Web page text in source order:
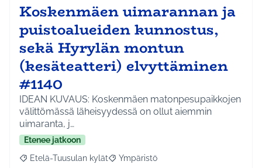
Koskenmäen uimarannan ja
puistoalueiden kunnostus,
sekä Hyrylän montun
(kesäteatteri) elvyttäminen
#1140
IDEAN KUVAUS: Koskenmäen matonpesupaikkojen
välittömässä läheisyydessä on ollut aiemmin
uimaranta, j…
Etenee jatkoon
Rajaa tulokset aihepiirin mukaan: Etelä-Tuusulan kylät
Etelä-Tuusulan kylät Rajaa tulokset teeman mukaan:
Ympäristö